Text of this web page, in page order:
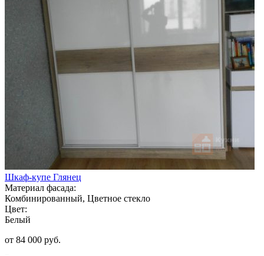
Шкаф-купе Глянец
Материал фасада:
Комбинированный, Цветное стекло
Цвет:
Белый
от 84 000 руб.